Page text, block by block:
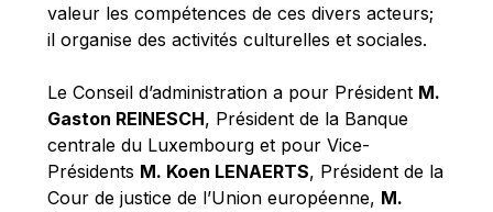
Paolo Mengozzi
Paschal Donohoe
Pat Cox
Patrizia Nanz
Philippe Maystadt
Pierre Gramegna
valeur les compétences de ces divers acteurs;
il organise des activités culturelles et sociales.
Le Conseil d’administration a pour Président M.
Gaston REINESCH, Président de la Banque
centrale du Luxembourg et pour Vice-
Présidents M. Koen LENAERTS, Président de la
Cour de justice de l’Union européenne, M.